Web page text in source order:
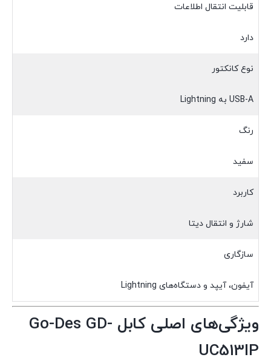
قابلیت انتقال اطلاعات
دارد
نوع کانکتور
USB-A به Lightning
رنگ
سفید
کاربرد
شارژ و انتقال دیتا
سازگاری
آیفون، آیپد و دستگاه‌های Lightning
ویژگی‌های اصلی کابل Go-Des GD-
UC513IP